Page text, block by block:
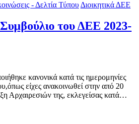
- Δελτία Τύπου Διοικητικά ΔΕΕ
Συμβούλιο του ΔΕΕ 2023-
κανονικά κατά τις ημερομηνίες
είχες ανακοινωθεί στην από 20
Αρχαιρεσιών της, εκλεγείσας κατά…